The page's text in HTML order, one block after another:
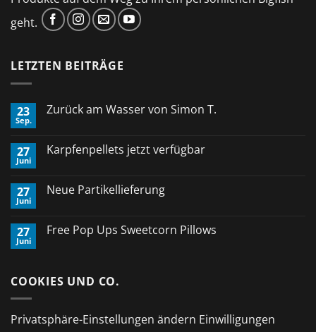
geht.
LETZTEN BEITRÄGE
23
Sep.
Zurück am Wasser von Simon T.
Zurück
Simon
T.
27
Juni
Karpfenpellets jetzt verfügbar
Karpfenpellets
27
Juni
Neue Partikellieferung
Neue
27
Juni
Free Pop Ups Sweetcorn Pillows
Pop
COOKIES UND CO.
Privatsphäre-Einstellungen ändern Einwilligungen